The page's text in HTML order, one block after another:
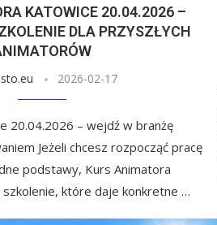
KATOWICE 20.04.2026 –
DLA PRZYSZŁYCH
2026-02-17
20.04.2026 – wejdź w branżę
Jeżeli chcesz rozpocząć pracę
podstawy, Kurs Animatora
które daje konkretne …